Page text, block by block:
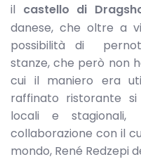
il castello di
danese, che oltre a
possibilità di
stanze, che però non
cui il maniero era
raffinato ristorante
locali e
collaborazione con il
mondo, René Redzepi